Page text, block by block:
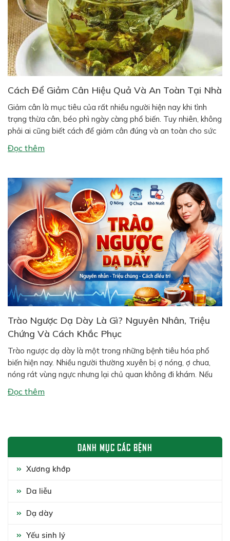
Cách Để Giảm Cân Hiệu Quả Và An Toàn Tại Nhà
Giảm cân là mục tiêu của rất nhiều người hiện nay khi tình
trạng thừa cân, béo phì ngày càng phổ biến. Tuy nhiên, không
phải ai cũng biết cách để giảm cân đúng và an toàn cho sức
khỏe. Nhiều người áp dụng các phương pháp giảm cân cấp
tốc khiến cơ thể mệt […]
Đọc thêm
Trào Ngược Dạ Dày Là Gì? Nguyên Nhân, Triệu
Chứng Và Cách Khắc Phục
Trào ngược dạ dày là một trong những bệnh tiêu hóa phổ
biến hiện nay. Nhiều người thường xuyên bị ợ nóng, ợ chua,
nóng rát vùng ngực nhưng lại chủ quan không đi khám. Nếu
kéo dài, tình trạng này có thể gây viêm thực quản, loét dạ
dày và ảnh hưởng nghiêm trọng […]
Đọc thêm
DANH MỤC CÁC BỆNH
Xương khớp
Da liễu
Dạ dày
Yếu sinh lý